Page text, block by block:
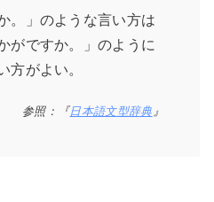
。」のような言い方は
がですか。」のように
方がよい。
参照：『日本語文型辞典』